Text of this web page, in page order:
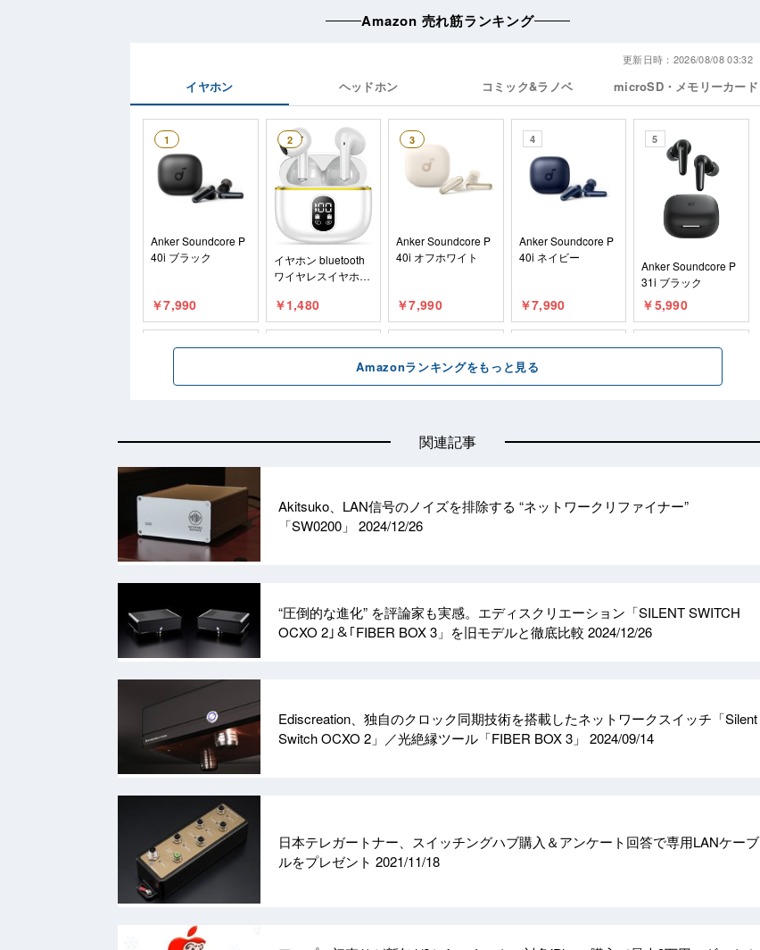
関連記事
Akitsuko、LAN信号のノイズを排除する “ネットワークリファイナー”
「SW0200」 2024/12/26
“圧倒的な進化” を評論家も実感。エディスクリエーション「SILENT SWITCH
OCXO 2｣＆｢FIBER BOX 3」を旧モデルと徹底比較 2024/12/26
Ediscreation、独自のクロック同期技術を搭載したネットワークスイッチ「Silent
Switch OCXO 2」／光絶縁ツール「FIBER BOX 3」 2024/09/14
日本テレガートナー、スイッチングハブ購入＆アンケート回答で専用LANケーブ
ルをプレゼント 2021/11/18